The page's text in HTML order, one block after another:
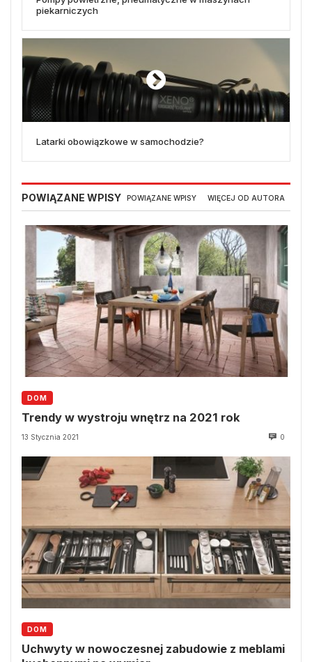
piekarniczych
Latarki obowiązkowe w samochodzie?
POWIĄZANE WPISY POWIĄZANE WPISY WIĘCEJ OD AUTORA
DOM
Trendy w wystroju wnętrz na 2021 rok
13 Stycznia 2021 0
DOM
Uchwyty w nowoczesnej zabudowie z meblami